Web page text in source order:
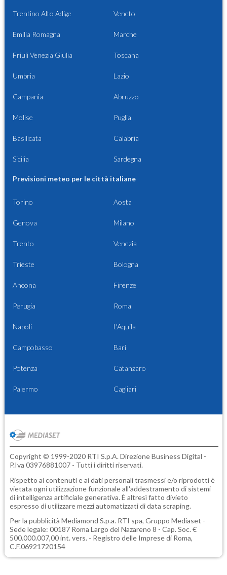
Trentino Alto Adige Veneto
Emilia Romagna Marche
Friuli Venezia Giulia Toscana
Umbria Lazio
Campania Abruzzo
Molise Puglia
Basilicata Calabria
Sicilia Sardegna
Previsioni meteo per le città italiane
Torino Aosta
Genova Milano
Trento Venezia
Trieste Bologna
Ancona Firenze
Perugia Roma
Napoli L'Aquila
Campobasso Bari
Potenza Catanzaro
Palermo Cagliari
Copyright © 1999-2020 RTI S.p.A. Direzione Business Digital -
P.Iva 03976881007 - Tutti i diritti riservati.
Rispetto ai contenuti e ai dati personali trasmessi e/o riprodotti è
vietata ogni utilizzazione funzionale all'addestramento di sistemi
di intelligenza artificiale generativa. È altresì fatto divieto
espresso di utilizzare mezzi automatizzati di data scraping.
Per la pubblicità Mediamond S.p.a. RTI spa, Gruppo Mediaset -
Sede legale: 00187 Roma Largo del Nazareno 8 - Cap. Soc. €
500.000.007,00 int. vers. - Registro delle Imprese di Roma,
C.F.06921720154